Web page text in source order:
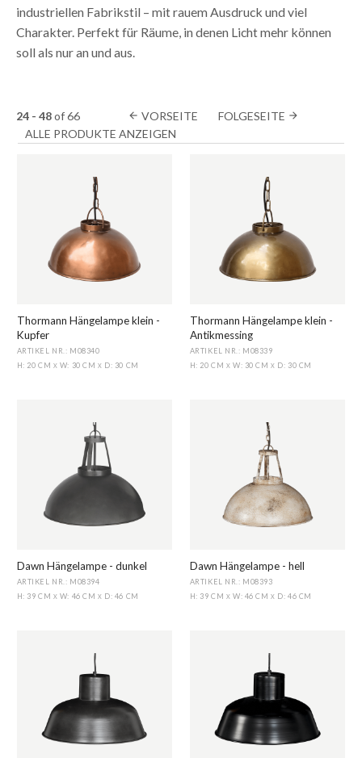
industriellen Fabrikstil – mit rauem Ausdruck und viel
Charakter. Perfekt für Räume, in denen Licht mehr können
soll als nur an und aus.
24 - 48of66 arrow_back VORSEITE FOLGESEITE arrow_forward
ALLE PRODUKTE ANZEIGEN
Thormann Hängelampe klein -
Kupfer
ARTIKEL NR.: M08340
H: 20 CM X W: 30 CM X D: 30 CM
Thormann Hängelampe klein -
Antikmessing
ARTIKEL NR.: M08339
H: 20 CM X W: 30 CMX D: 30 CM
Dawn Hängelampe - dunkel
ARTIKEL NR.: M08394
H: 39 CM X W: 46 CM X D: 46 CM
Dawn Hängelampe - hell
ARTIKEL NR.: M08393
H: 39 CM X W: 46 CMX D: 46 CM